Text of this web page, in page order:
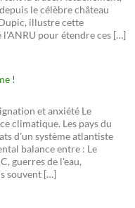
le célèbre château
illustre cette
pour étendre ces […]
!
et anxiété Le
climatique. Les pays du
d'un système atlantiste
balance entre : Le
guerres de l'eau,
souvent […]